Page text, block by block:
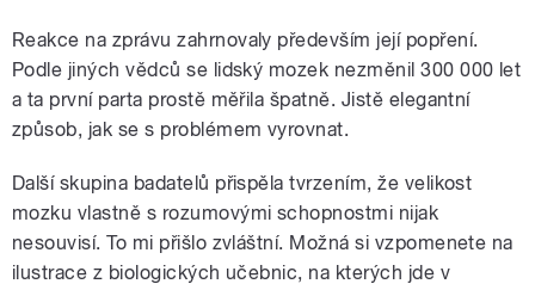
Reakce na zprávu zahrnovaly především její popření.
Podle jiných vědců se lidský mozek nezměnil 300 000 let
a ta první parta prostě měřila špatně. Jistě elegantní
způsob, jak se s problémem vyrovnat.
Další skupina badatelů přispěla tvrzením, že velikost
mozku vlastně s rozumovými schopnostmi nijak
nesouvisí. To mi přišlo zvláštní. Možná si vzpomenete na
ilustrace z biologických učebnic, na kterých jde v